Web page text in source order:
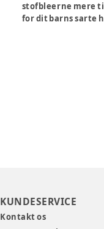
stofbleerne mere
for dit barns sarte
KUNDESERVICE
Kontakt os